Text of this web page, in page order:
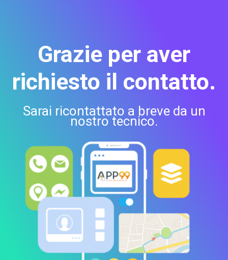
Grazie per aver
richiesto il contatto.
Sarai ricontattato a breve da un
nostro tecnico.